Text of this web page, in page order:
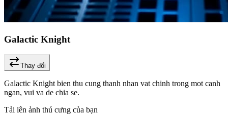
Galactic Knight
Thay đổi
Galactic Knight bien thu cung thanh nhan vat chinh trong mot canh
ngan, vui va de chia se.
Tải lên ảnh thú cưng của bạn